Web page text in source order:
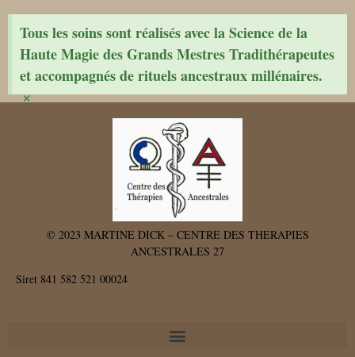
Tous les soins sont réalisés avec la Science de la
Haute Magie des Grands Mestres Tradithérapeutes
et accompagnés de rituels ancestraux millénaires.
×
© 2023 MARTINE DICK – CENTRE DES THERAPIES
ANCESTRALES 27
Siret 841 582 521 00024